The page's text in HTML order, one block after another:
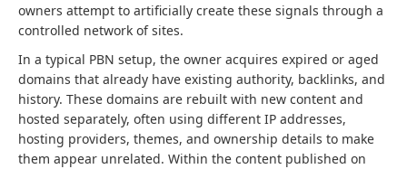
owners attempt to artificially create these signals through a
controlled network of sites.
In a typical PBN setup, the owner acquires expired or aged
domains that already have existing authority, backlinks, and
history. These domains are rebuilt with new content and
hosted separately, often using different IP addresses,
hosting providers, themes, and ownership details to make
them appear unrelated. Within the content published on